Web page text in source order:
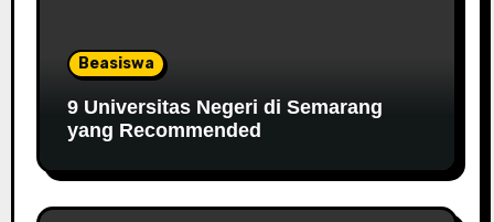
Beasiswa
9 Universitas Negeri di Semarang
yang Recommended